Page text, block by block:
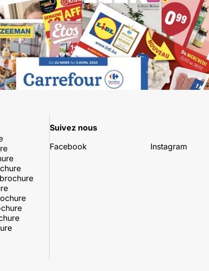
Suivez nous
Facebook
Instagram